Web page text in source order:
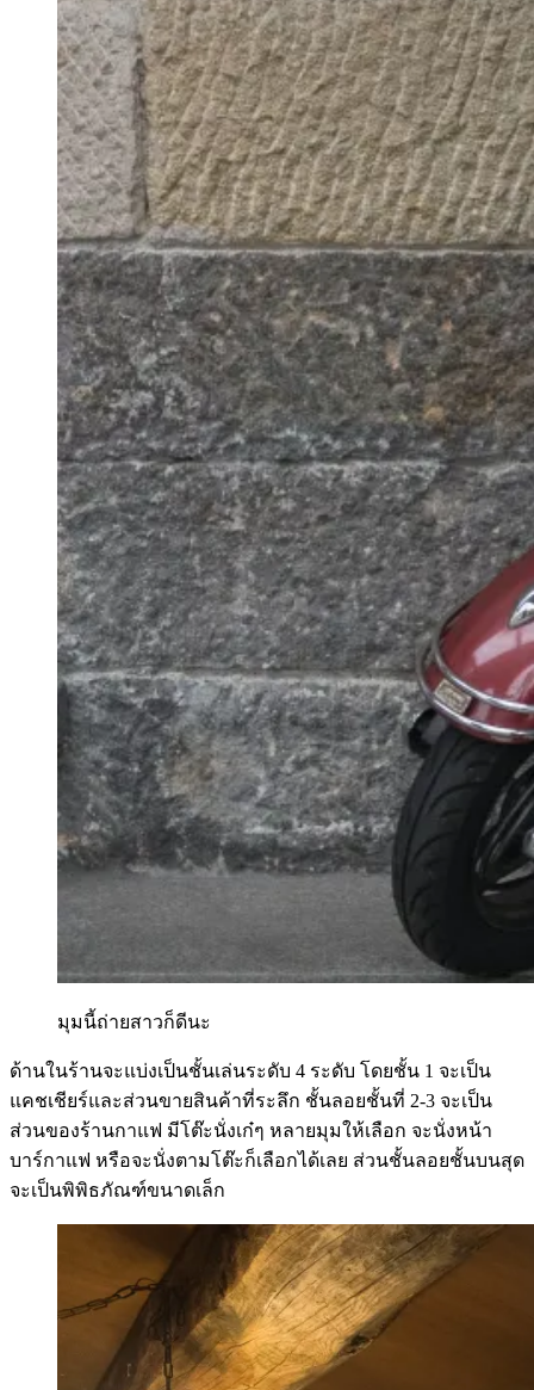
มุมนี้ถ่ายสาวก็ดีนะ
ด้านในร้านจะแบ่งเป็นชั้นเล่นระดับ 4 ระดับ โดยชั้น 1 จะเป็น
แคชเชียร์และส่วนขายสินค้าที่ระลึก ชั้นลอยชั้นที่ 2-3 จะเป็น
ส่วนของร้านกาแฟ มีโต๊ะนั่งเก๋ๆ หลายมุมให้เลือก จะนั่งหน้า
บาร์กาแฟ หรือจะนั่งตามโต๊ะก็เลือกได้เลย ส่วนชั้นลอยชั้นบนสุด
จะเป็นพิพิธภัณฑ์ขนาดเล็ก